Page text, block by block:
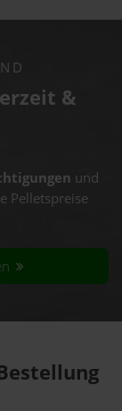
&
und
Pelletspreise